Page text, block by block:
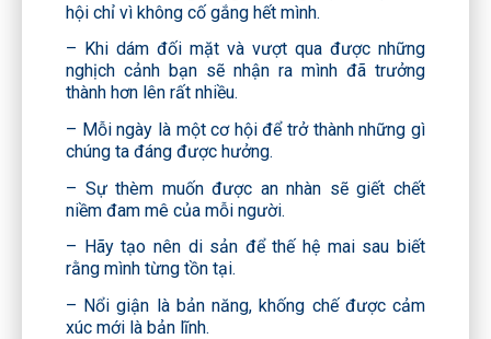
hội chỉ vì không cố gắng hết mình.
– Khi dám đối mặt và vượt qua được những
nghịch cảnh bạn sẽ nhận ra mình đã trưởng
thành hơn lên rất nhiều.
– Mỗi ngày là một cơ hội để trở thành những gì
chúng ta đáng được hưởng.
– Sự thèm muốn được an nhàn sẽ giết chết
niềm đam mê của mỗi người.
– Hãy tạo nên di sản để thế hệ mai sau biết
rằng mình từng tồn tại.
– Nổi giận là bản năng, khống chế được cảm
xúc mới là bản lĩnh.